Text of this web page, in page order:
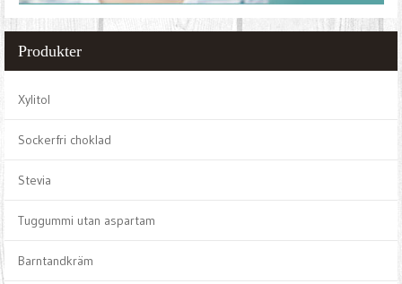
Produkter
Xylitol
Sockerfri choklad
Stevia
Tuggummi utan aspartam
Barntandkräm